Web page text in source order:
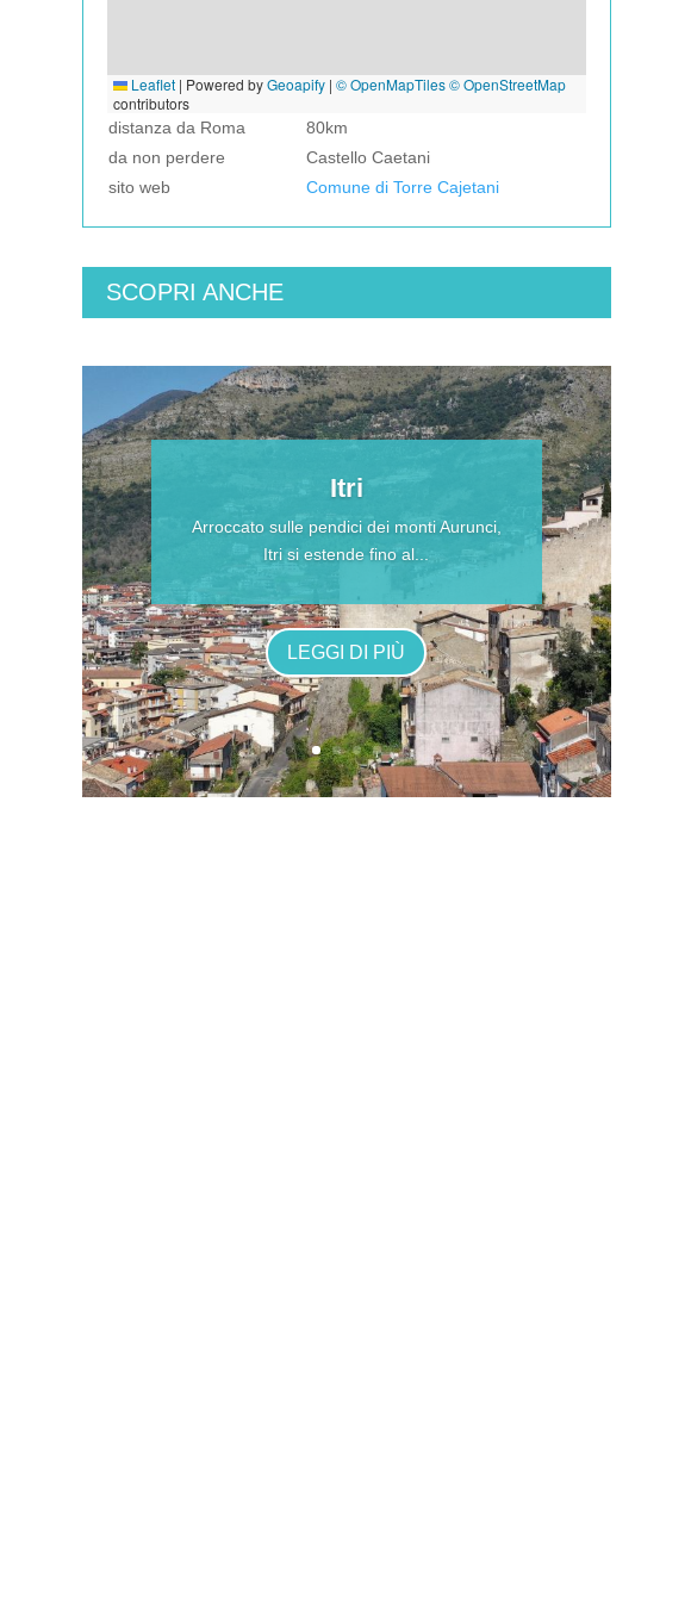
Leaflet | Powered byGeoapify| © OpenMapTiles© OpenStreetMap
contributors
distanza da Roma
80km
da non perdere
Castello Caetani
sito web
Comune di Torre Cajetani
SCOPRI ANCHE
Itri
Arroccato sulle pendici dei monti Aurunci,
Itri si estende fino al...
LEGGI DI PIÙ